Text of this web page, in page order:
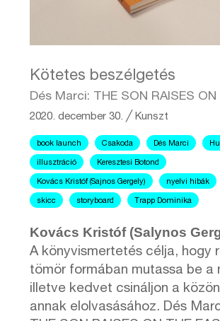
Kötetes beszélgetés
Dés Marci: THE SON RAISES ON
2020. december 30. ╱Kunszt
book launch Csakoda Dés Marci
illusztráció Keresztesi Botond
Kovács Kristóf (Sajnos Gergely) nyelvi hibák
skicc storyboard Trapp Dominika
Kovács Kristóf (Salynos
A könyvismertetés célja, hogy
tömör formában mutassa be a
illetve kedvet csináljon a
annak elolvasásához. Dés